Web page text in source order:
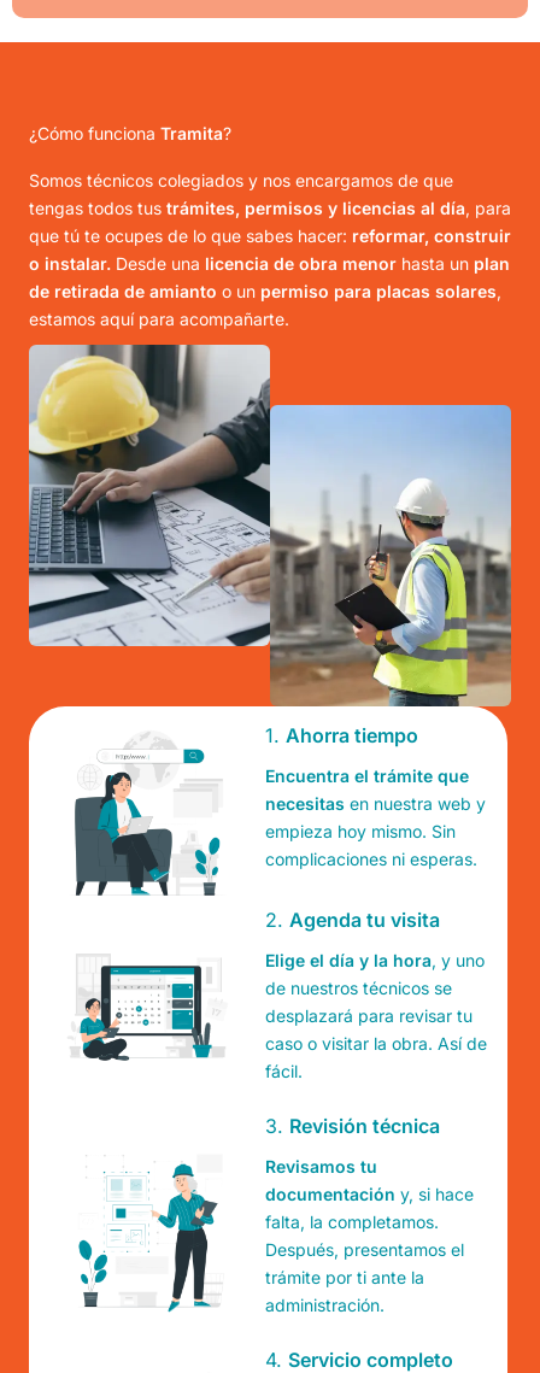
¿Cómo funciona Tramita?
Somos técnicos colegiados y nos encargamos de que
tengas todos tus trámites, permisos y licencias al día, para
que tú te ocupes de lo que sabes hacer: reformar, construir
o instalar. Desde una licencia de obra menor hasta un plan
de retirada de amianto o un permiso para placas solares,
estamos aquí para acompañarte.
1. Ahorra tiempo
Encuentra el trámite que
necesitas en nuestra web y
empieza hoy mismo. Sin
complicaciones ni esperas.
2. Agenda tu visita
Elige el día y la hora, y uno
de nuestros técnicos se
desplazará para revisar tu
caso o visitar la obra. Así de
fácil.
3. Revisión técnica
Revisamos tu
documentación y, si hace
falta, la completamos.
Después, presentamos el
trámite por ti ante la
administración.
4. Servicio completo